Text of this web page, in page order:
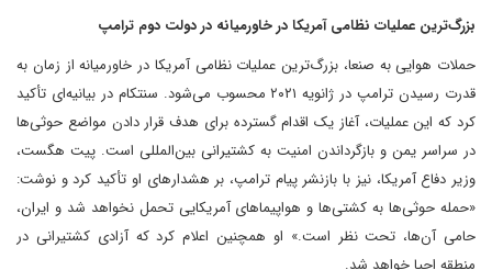
بزرگ‌ترین عملیات نظامی آمریکا در خاورمیانه در دولت دوم ترامپ
حملات هوایی به صنعا، بزرگ‌ترین عملیات نظامی آمریکا در خاورمیانه از زمان به
قدرت رسیدن ترامپ در ژانویه ۲۰۲۱ محسوب می‌شود. سنتکام در بیانیه‌ای تأکید
کرد که این عملیات، آغاز یک اقدام گسترده برای هدف قرار دادن مواضع حوثی‌ها
در سراسر یمن و بازگرداندن امنیت به کشتیرانی بین‌المللی است. پیت هگست،
وزیر دفاع آمریکا، نیز با بازنشر پیام ترامپ، بر هشدارهای او تأکید کرد و نوشت:
«حمله حوثی‌ها به کشتی‌ها و هواپیماهای آمریکایی تحمل نخواهد شد و ایران،
حامی آن‌ها، تحت نظر است.» او همچنین اعلام کرد که آزادی کشتیرانی در
منطقه احیا خواهد شد.